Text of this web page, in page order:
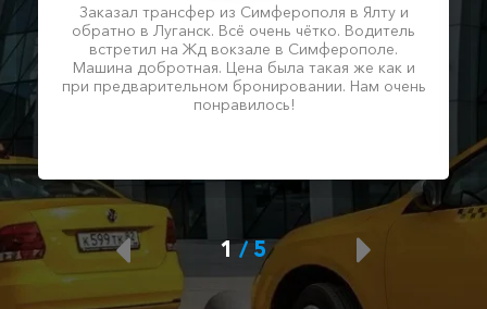
Заказал трансфер из Симферополя в Ялту и
обратно в Луганск. Всё очень чётко. Водитель
встретил на Жд вокзале в Симферополе.
Машина добротная. Цена была такая же как и
при предварительном бронировании. Нам очень
понравилось!
1/ 5